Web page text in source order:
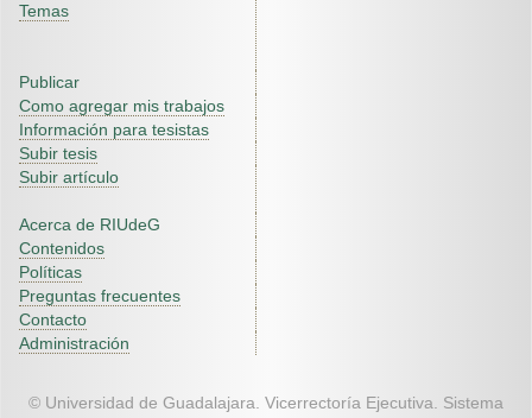
Temas
Publicar
Como agregar mis trabajos
Información para tesistas
Subir tesis
Subir artículo
Acerca de RIUdeG
Contenidos
Políticas
Preguntas frecuentes
Contacto
Administración
© Universidad de Guadalajara. Vicerrectoría Ejecutiva. Sistema